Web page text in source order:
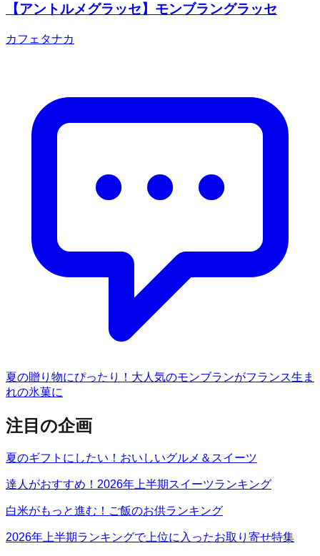
【アントルメグラッセ】モンブラングラッセ
カフェタナカ
夏の贈り物にぴったり！大人気のモンブランがフランス生ま
れの氷菓に
注目の企画
夏のギフトにしたい！おいしいグルメ＆スイーツ
達人がおすすめ！2026年上半期スイーツランキング
白米がもっと進む！ご飯のお供ランキング
2026年上半期ランキングで上位に入ったお取り寄せ特集